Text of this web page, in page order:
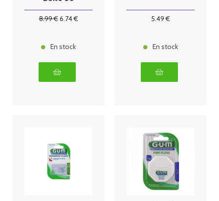
8.99€6.74€
En stock
5.49 €
En stock